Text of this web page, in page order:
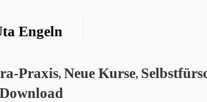
Engeln
Praxis, Neue Kurse,